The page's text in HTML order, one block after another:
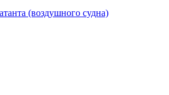
(воздушного судна)